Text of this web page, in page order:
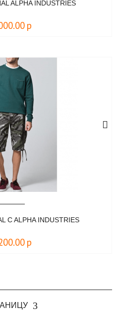
ALPHA INDUSTRIES
р
C ALPHA INDUSTRIES
р